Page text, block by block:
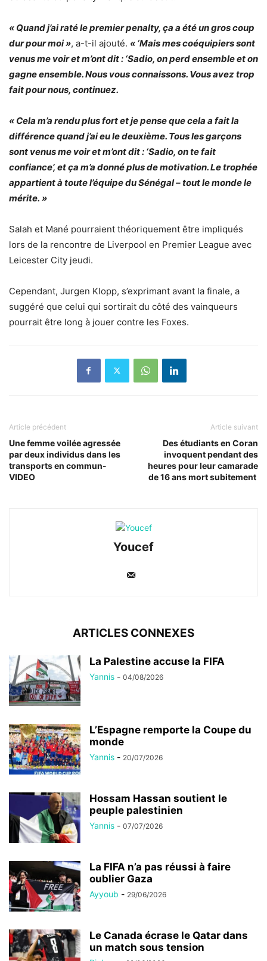
« Quand j’ai raté le premier penalty, ça a été un gros coup
dur pour moi », a-t-il ajouté. « ‘Mais mes coéquipiers sont
venus me voir et m’ont dit : ‘Sadio, on perd ensemble et on
gagne ensemble. Nous vous connaissons. Vous avez trop
fait pour nous, continuez.
« Cela m’a rendu plus fort et je pense que cela a fait la
différence quand j’ai eu le deuxième. Tous les garçons
sont venus me voir et m’ont dit : ‘Sadio, on te fait
confiance’, et ça m’a donné plus de motivation. Le trophée
appartient à toute l’équipe du Sénégal – tout le monde le
mérite. »
Salah et Mané pourraient théoriquement être impliqués
lors de la rencontre de Liverpool en Premier League avec
Leicester City jeudi.
Cependant, Jurgen Klopp, s’exprimant avant la finale, a
suggéré que celui qui sortirait du côté des vainqueurs
pourrait être long à jouer contre les Foxes.
Article précédent
Une femme voilée agressée
par deux individus dans les
transports en commun-
VIDEO
Article suivant
Des étudiants en Coran
invoquent pendant des
heures pour leur camarade
de 16 ans mort subitement
Youcef
ARTICLES CONNEXES
La Palestine accuse la FIFA
Yannis - 04/08/2026
L’Espagne remporte la Coupe du
monde
Yannis - 20/07/2026
Hossam Hassan soutient le
peuple palestinien
Yannis - 07/07/2026
La FIFA n’a pas réussi à faire
oublier Gaza
Ayyoub - 29/06/2026
Le Canada écrase le Qatar dans
un match sous tension